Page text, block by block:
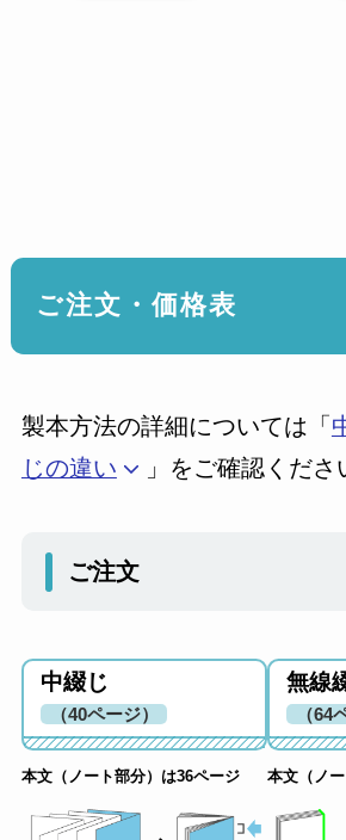
ご注文・価格表
製本方法の詳細については「
じの違い
」をご確認くださ
ご注文
中綴じ
（40ページ）
本文（ノート部分）は36ページ
無線
（64
本文（ノ